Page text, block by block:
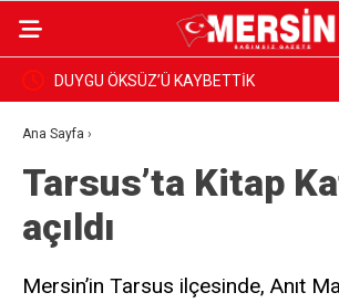
BAŞKAN YILDIZ, SAHADAKİ
İNCELEDİ
Ana Sayfa ›
Tarsus’ta Kitap
açıldı
Mersin’in Tarsus ilçesinde, Anıt